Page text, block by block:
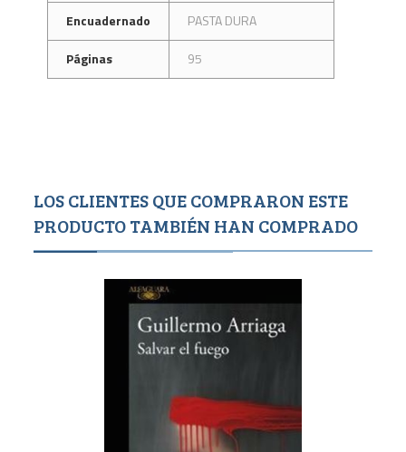
Encuadernado
PASTA DURA
Páginas
95
LOS CLIENTES QUE COMPRARON ESTE
PRODUCTO TAMBIÉN HAN COMPRADO